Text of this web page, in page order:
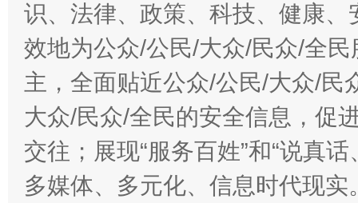
识、法律、政策、科技、健康
效地为公众/公民/大众/民众/全
主，全面贴近公众/公民/大众/民
大众/民众/全民的安全信息，促
交往；展现“服务百姓”和“说真
多媒体、多元化、信息时代现实